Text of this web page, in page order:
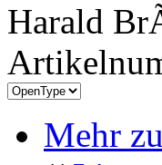
Harald
Mehr